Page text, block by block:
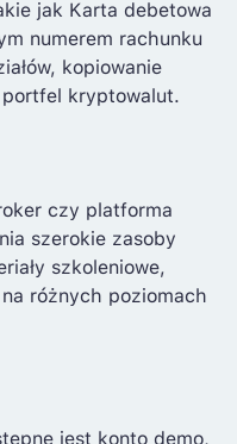
jak Karta debetowa
numerem rachunku
kopiowanie
kryptowalut.
czy platforma
szerokie zasoby
szkoleniowe,
różnych poziomach
jest konto demo,